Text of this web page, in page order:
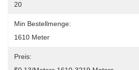
20
Min Bestellmenge:
1610 Meter
Preis: